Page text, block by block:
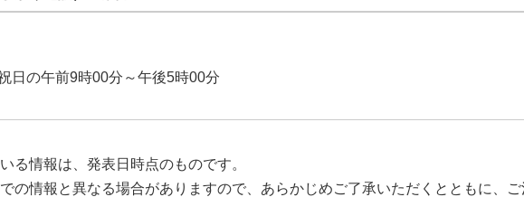
日の午前9時00分～午後5時00分
る情報は、発表日時点のものです。
の情報と異なる場合がありますので、あらかじめご了承いただくとともに、ご